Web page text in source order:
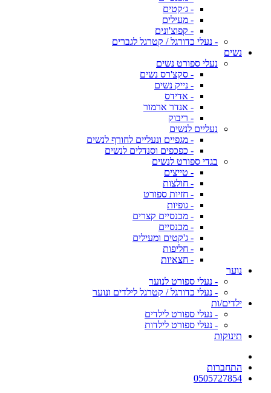
- ג׳קטים
- מעילים
- קפוצ'ונים
- נעלי כדורגל / קטרגל לגברים
נשים
נעלי ספורט נשים
- סקצ'רס נשים
- נייק נשים
- אדידס
- אנדר ארמור
- ריבוק
נעליים לנשים
- מגפיים ונעליים לחורף לנשים
- כפכפים וסנדלים לנשים
בגדי ספורט לנשים
- טייצים
- חולצות
- חזיות ספורט
- גופיות
- מכנסיים קצרים
- מכנסיים
- ג'קטים ומעילים
- חליפות
- חצאיות
נוער
- נעלי ספורט לנוער
- נעלי כדורגל / קטרגל לילדים ונוער
ילדים/ות
- נעלי ספורט לילדים
- נעלי ספורט לילדות
תינוקות
התחברות
0505727854